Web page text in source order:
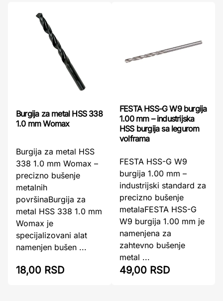
Burgija za metal HSS 338
1.0 mm Womax
Burgija za metal HSS
338 1.0 mm Womax –
precizno bušenje
metalnih
površinaBurgija za
metal HSS 338 1.0 mm
Womax je
specijalizovani alat
namenjen bušen ...
18,00 RSD
FESTA HSS-G W9 burgija
1.00 mm – industrijska
HSS burgija sa legurom
volframa
FESTA HSS-G W9
burgija 1.00 mm –
industrijski standard za
precizno bušenje
metalaFESTA HSS-G
W9 burgija 1.00 mm je
namenjena za
zahtevno bušenje
metal ...
49,00 RSD